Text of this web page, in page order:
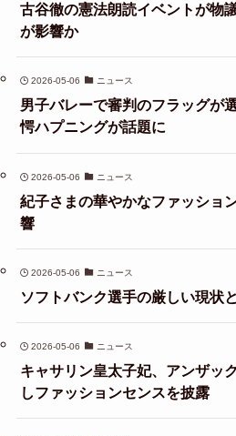
古谷徹の憲法朗読イベントが物
が影響か
2026-05-06 ニュース
男子バレーで審判のフラッグが
愕ハプニングが話題に
2026-05-06 ニュース
紀子さまの華やかなファッショ
響
2026-05-06 ニュース
ソフトバンク選手の厳しい現状
2026-05-06 ニュース
キャサリン皇太子妃、アンザッ
しファッションセンスを披露